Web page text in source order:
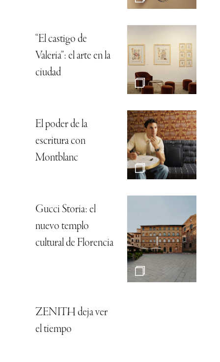
“El castigo de
Valeria”: el arte en la
ciudad
El poder de la
escritura con
Montblanc
Gucci Storia: el
nuevo templo
cultural de Florencia
ZENITH deja ver
el tiempo